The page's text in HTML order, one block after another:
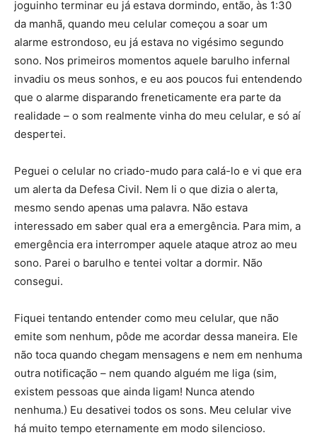
joguinho terminar eu já estava dormindo, então, às 1:30
da manhã, quando meu celular começou a soar um
alarme estrondoso, eu já estava no vigésimo segundo
sono. Nos primeiros momentos aquele barulho infernal
invadiu os meus sonhos, e eu aos poucos fui entendendo
que o alarme disparando freneticamente era parte da
realidade – o som realmente vinha do meu celular, e só aí
despertei.
Peguei o celular no criado-mudo para calá-lo e vi que era
um alerta da Defesa Civil. Nem li o que dizia o alerta,
mesmo sendo apenas uma palavra. Não estava
interessado em saber qual era a emergência. Para mim, a
emergência era interromper aquele ataque atroz ao meu
sono. Parei o barulho e tentei voltar a dormir. Não
consegui.
Fiquei tentando entender como meu celular, que não
emite som nenhum, pôde me acordar dessa maneira. Ele
não toca quando chegam mensagens e nem em nenhuma
outra notificação – nem quando alguém me liga (sim,
existem pessoas que ainda ligam! Nunca atendo
nenhuma.) Eu desativei todos os sons. Meu celular vive
há muito tempo eternamente em modo silencioso.